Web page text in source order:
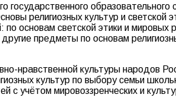
государственного
религиозных культур и светской
светской этики и мировых
предметы по основам
нравственной культуры народов
культур по выбору семьи
с учётом мировоззренческих и